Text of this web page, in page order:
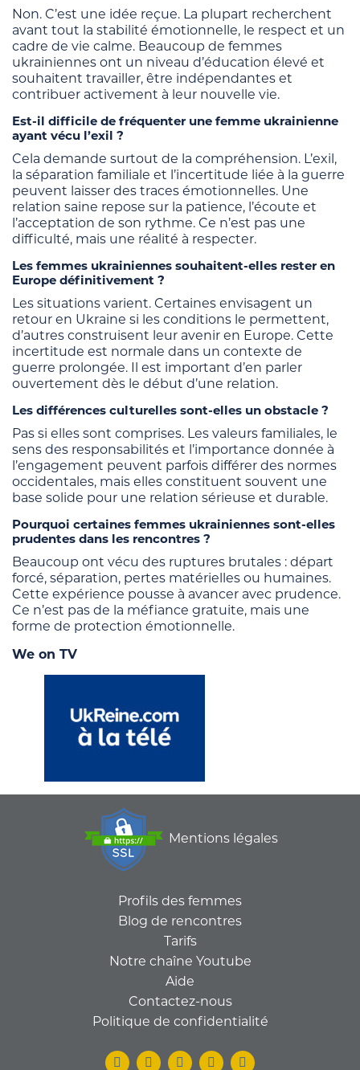
Non. C’est une idée reçue. La plupart recherchent
avant tout la stabilité émotionnelle, le respect et un
cadre de vie calme. Beaucoup de femmes
ukrainiennes ont un niveau d’éducation élevé et
souhaitent travailler, être indépendantes et
contribuer activement à leur nouvelle vie.
Est-il difficile de fréquenter une femme ukrainienne
ayant vécu l’exil ?
Cela demande surtout de la compréhension. L’exil,
la séparation familiale et l’incertitude liée à la guerre
peuvent laisser des traces émotionnelles. Une
relation saine repose sur la patience, l’écoute et
l’acceptation de son rythme. Ce n’est pas une
difficulté, mais une réalité à respecter.
Les femmes ukrainiennes souhaitent-elles rester en
Europe définitivement ?
Les situations varient. Certaines envisagent un
retour en Ukraine si les conditions le permettent,
d’autres construisent leur avenir en Europe. Cette
incertitude est normale dans un contexte de
guerre prolongée. Il est important d’en parler
ouvertement dès le début d’une relation.
Les différences culturelles sont-elles un obstacle ?
Pas si elles sont comprises. Les valeurs familiales, le
sens des responsabilités et l’importance donnée à
l’engagement peuvent parfois différer des normes
occidentales, mais elles constituent souvent une
base solide pour une relation sérieuse et durable.
Pourquoi certaines femmes ukrainiennes sont-elles
prudentes dans les rencontres ?
Beaucoup ont vécu des ruptures brutales : départ
forcé, séparation, pertes matérielles ou humaines.
Cette expérience pousse à avancer avec prudence.
Ce n’est pas de la méfiance gratuite, mais une
forme de protection émotionnelle.
We on TV
Mentions légales
Profils des femmes
Blog de rencontres
Tarifs
Notre chaîne Youtube
Aide
Contactez-nous
Politique de confidentialité